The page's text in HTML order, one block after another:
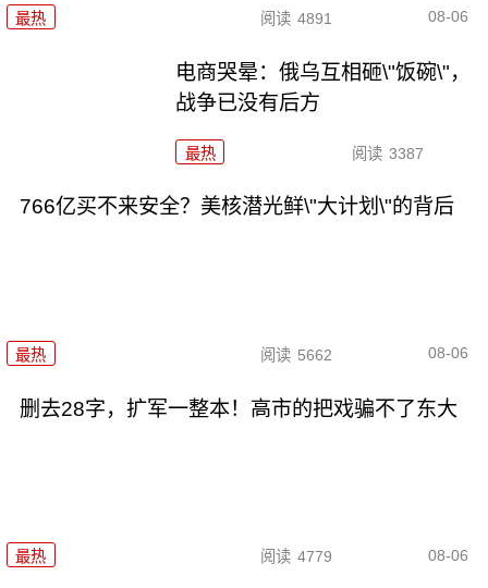
最热 阅读 4891 08-06
电商哭晕：俄乌互相砸\"饭碗\"，
战争已没有后方
最热 阅读 3387
766亿买不来安全？美核潜光鲜\"大计划\"的背后
最热 阅读 5662 08-06
删去28字，扩军一整本！高市的把戏骗不了东大
最热 阅读 4779 08-06